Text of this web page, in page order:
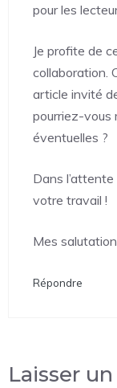
pour les
Je profite de
collaboration.
article invité
pourriez-vous
éventuelles ?
Dans
votre travail !
Mes
Répondre
Laisser